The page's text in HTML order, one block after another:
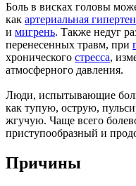
Боль в висках головы
как артериальная
и мигрень. Также недуг
перенесенных травм, при
хронического стресса,
атмосферного давления.
Люди, испытывающие
как тупую, острую,
жгучую. Чаще всего
приступообразный и
Причины